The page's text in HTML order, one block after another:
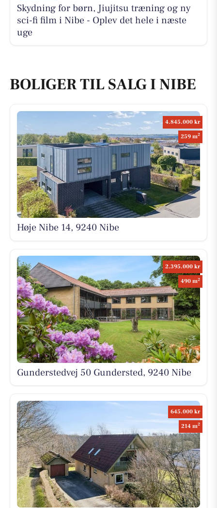
Skydning for børn, Jiujitsu træning og ny
sci-fi film i Nibe - Oplev det hele i næste
uge
BOLIGER TIL SALG I NIBE
4.845.000 kr
259 m2
Høje Nibe 14, 9240 Nibe
2.395.000 kr
490 m2
Gunderstedvej 50 Gundersted, 9240 Nibe
645.000 kr
214 m2